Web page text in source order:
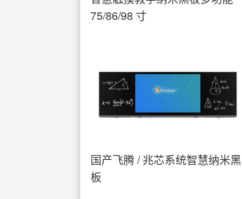
75/86/98 寸
国产飞腾 / 兆芯系统智慧纳米黑
板